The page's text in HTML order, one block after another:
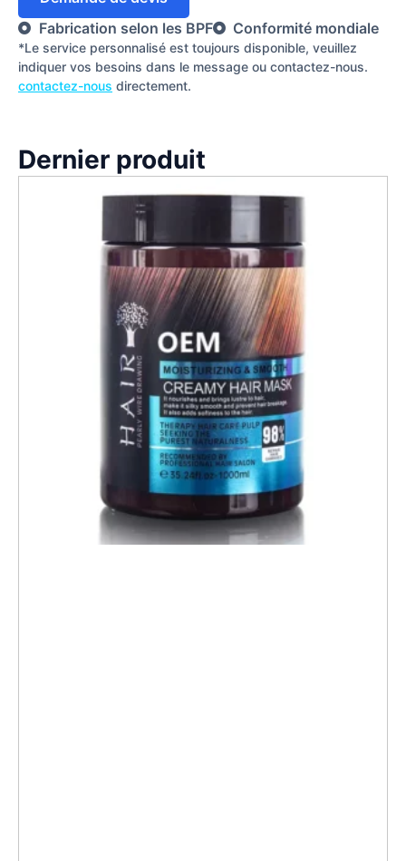
Fabrication selon les BPF
Conformité mondiale
*Le service personnalisé est toujours disponible, veuillez
indiquer vos besoins dans le message ou contactez-nous.
contactez-nous directement.
Dernier produit